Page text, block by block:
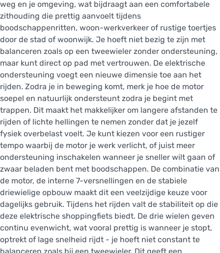
weg en je omgeving, wat bijdraagt aan een comfortabele
zithouding die prettig aanvoelt tijdens
boodschappenritten, woon-werkverkeer of rustige toertjes
door de stad of woonwijk. Je hoeft niet bezig te zijn met
balanceren zoals op een tweewieler zonder ondersteuning,
maar kunt direct op pad met vertrouwen. De elektrische
ondersteuning voegt een nieuwe dimensie toe aan het
rijden. Zodra je in beweging komt, merk je hoe de motor
soepel en natuurlijk ondersteunt zodra je begint met
trappen. Dit maakt het makkelijker om langere afstanden te
rijden of lichte hellingen te nemen zonder dat je jezelf
fysiek overbelast voelt. Je kunt kiezen voor een rustiger
tempo waarbij de motor je werk verlicht, of juist meer
ondersteuning inschakelen wanneer je sneller wilt gaan of
zwaar beladen bent met boodschappen. De combinatie van
de motor, de interne 7-versnellingen en de stabiele
driewielige opbouw maakt dit een veelzijdige keuze voor
dagelijks gebruik. Tijdens het rijden valt de stabiliteit op die
deze elektrische shoppingfiets biedt. De drie wielen geven
continu evenwicht, wat vooral prettig is wanneer je stopt,
optrekt of lage snelheid rijdt - je hoeft niet constant te